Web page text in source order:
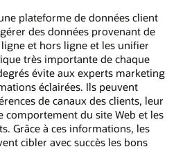
plateforme de données client
des données provenant de
et hors ligne et les unifier
très importante de chaque
évite aux experts marketing
éclairées. Ils peuvent
de canaux des clients, leur
comportement du site Web et les
Grâce à ces informations, les
cibler avec succès les bons